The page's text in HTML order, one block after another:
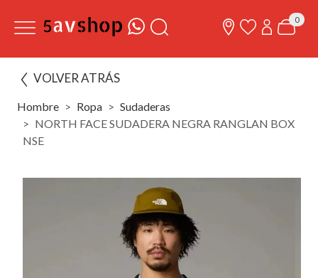
0
VOLVER ATRÁS
Hombre Ropa
Sudaderas
NORTH FACE SUDADERA NEGRA RANGLAN BOX
NSE